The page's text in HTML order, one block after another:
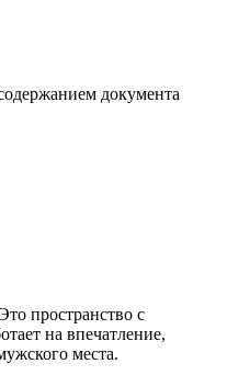
документа
пространство с
на впечатление,
места.